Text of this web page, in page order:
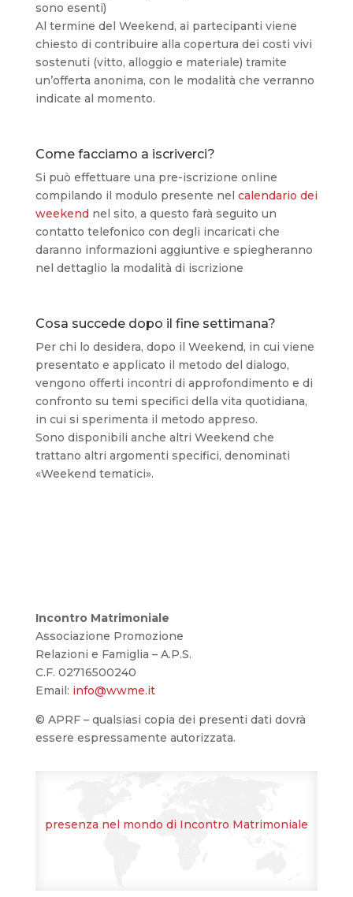
sono esenti)
Al termine del Weekend, ai partecipanti viene
chiesto di contribuire alla copertura dei costi vivi
sostenuti (vitto, alloggio e materiale) tramite
un’offerta anonima, con le modalità che verranno
indicate al momento.
Come facciamo a iscriverci?
Si può effettuare una pre-iscrizione online
compilando il modulo presente nel calendario dei
weekendnel sito, a questo farà seguito un
contatto telefonico con degli incaricati che
daranno informazioni aggiuntive e spiegheranno
nel dettaglio la modalità di iscrizione
Cosa succede dopo il fine settimana?
Per chi lo desidera, dopo il Weekend, in cui viene
presentato e applicato il metodo del dialogo,
vengono offerti incontri di approfondimento e di
confronto su temi specifici della vita quotidiana,
in cui si sperimenta il metodo appreso.
Sono disponibili anche altri Weekend che
trattano altri argomenti specifici, denominati
«Weekend tematici».
Incontro Matrimoniale
Associazione Promozione
Relazioni e Famiglia – A.P.S.
C.F. 02716500240
Email: info@wwme.it
© APRF – qualsiasi copia dei presenti dati dovrà
essere espressamente autorizzata.
presenza nel mondo di Incontro Matrimoniale